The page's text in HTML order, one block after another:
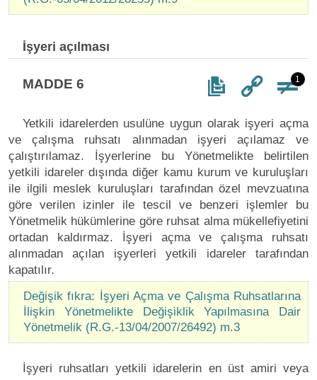
İşyeri açılması
MADDE 6 1
Yetkili idarelerden usulüne uygun olarak işyeri açma
ve çalışma ruhsatı alınmadan işyeri açılamaz ve
çalıştırılamaz. İşyerlerine bu Yönetmelikte belirtilen
yetkili idareler dışında diğer kamu kurum ve kuruluşları
ile ilgili meslek kuruluşları tarafından özel mevzuatına
göre verilen izinler ile tescil ve benzeri işlemler bu
Yönetmelik hükümlerine göre ruhsat alma mükellefiyetini
ortadan kaldırmaz. İşyeri açma ve çalışma ruhsatı
alınmadan açılan işyerleri yetkili idareler tarafından
kapatılır.
Değişik fıkra: İşyeri Açma ve Çalışma Ruhsatlarına
İlişkin Yönetmelikte Değişiklik Yapılmasına Dair
Yönetmelik (R.G.-13/04/2007/26492) m.3
İşyeri ruhsatları yetkili idarelerin en üst amiri veya